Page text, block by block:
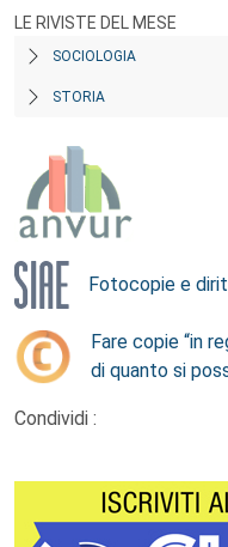
LE RIVISTE DEL MESE
SOCIOLOGIA
STORIA
Fotocopie e
Fare copie “in
di quanto si
Condividi :